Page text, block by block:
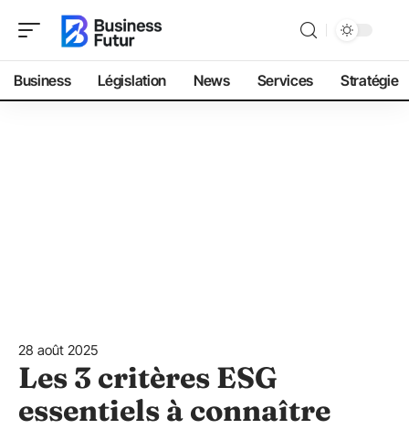
Business Législation News Services Stratégie
28 août 2025
Les 3 critères ESG
essentiels à connaître